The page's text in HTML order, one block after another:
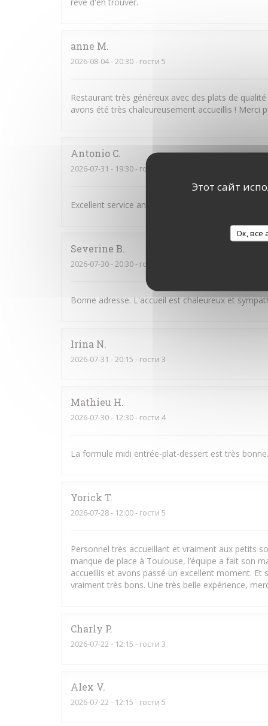
Этот сайт
Ок, все
anne M
2026-08-04- 20:30 - гости 5
Restaurant très généreux avec des plats de
avons été très chaleureusement accueillis ! Merci
Antonio C
2026-07-31 - 19:30 - гости 4
Excellent service and very good food,
Severine B
2026-07-30- 20:30 - гости 2
Bonne adresse. L'accueil est chaleureux et
Irina N
2026-07-31 - 20:15 - гости 3
Mathieu H
2026-07-30- 12:30 - гости 4
La formule midi entrée-plat-dessert est très
Yorick T
2026-07-28- 12:00 - гости 5
Personnel très accueillant et vraiment aux petits
manque de place à Toulouse, l’équipe a fait son
accueillis et avons passé un excellent moment.
vraiment très bons. Une très belle expérience,
Charly P
2026-07-22 - 12:15 - гости 3
Alex V
2026-07-22 - 12:15 - гости 5